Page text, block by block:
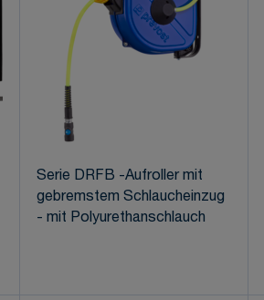
Serie DRFB -Aufroller mit
gebremstem Schlaucheinzug
- mit Polyurethanschlauch